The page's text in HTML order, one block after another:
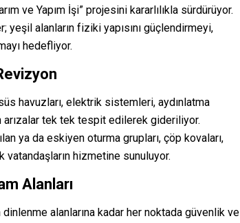
ve Yapım İşi” projesini kararlılıkla sürdürüyor.
yeşil alanların fiziki yapısını güçlendirmeyi,
hedefliyor.
havuzları, elektrik sistemleri, aydınlatma
tek tek tespit edilerek gideriliyor.
ya da eskiyen oturma grupları, çöp kovaları,
hizmetine sunuluyor.
Alanları
alanlarına kadar her noktada güvenlik ve